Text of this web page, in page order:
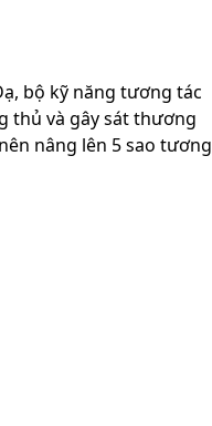
bộ kỹ năng tương tác
thủ và gây sát thương
nâng lên 5 sao tương